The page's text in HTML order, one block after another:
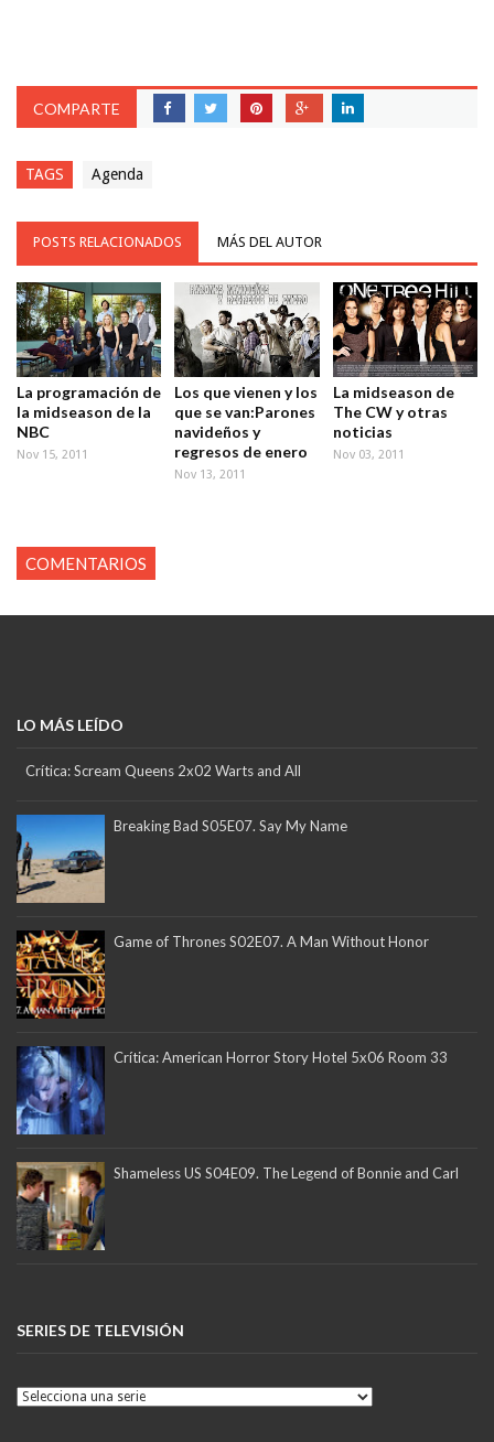
COMPARTE
TAGS Agenda
POSTS RELACIONADOS MÁS DEL AUTOR
La programación de
la midseason de la
NBC
Nov 15, 2011
Los que vienen y los
que se van:Parones
navideños y
regresos de enero
Nov 13, 2011
La midseason de
The CW y otras
noticias
Nov 03, 2011
COMENTARIOS
LO MÁS LEÍDO
Crítica: Scream Queens 2x02 Warts and All
Breaking Bad S05E07. Say My Name
Game of Thrones S02E07. A Man Without Honor
Crítica: American Horror Story Hotel 5x06 Room 33
Shameless US S04E09. The Legend of Bonnie and Carl
SERIES DE TELEVISIÓN